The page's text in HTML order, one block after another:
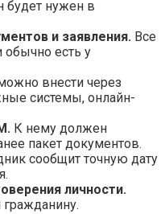
будет нужен в
и заявления. Все
есть у
внести через
системы, онлайн-
К нему должен
пакет документов.
сообщит точную дату
личности.